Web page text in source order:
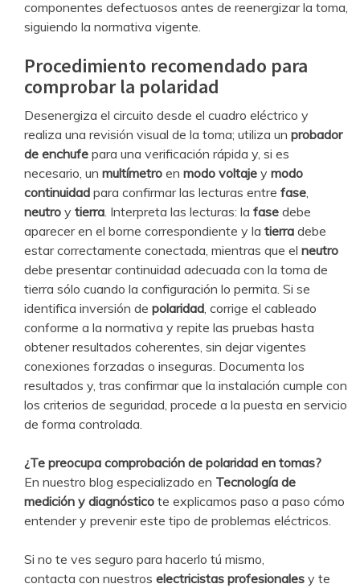
componentes defectuosos antes de reenergizar la toma,
siguiendo la normativa vigente.
Procedimiento recomendado para
comprobar la polaridad
Desenergiza el circuito desde el cuadro eléctrico y
realiza una revisión visual de la toma; utiliza un probador
de enchufe para una verificación rápida y, si es
necesario, un multímetro en modo voltaje y modo
continuidad para confirmar las lecturas entre fase
neutro y tierra . Interpreta las lecturas: la fase debe
aparecer en el borne correspondiente y la tierra debe
estar correctamente conectada, mientras que el neutro
debe presentar continuidad adecuada con la toma de
tierra sólo cuando la configuración lo permita. Si se
identifica inversión de polaridad , corrige el cableado
conforme a la normativa y repite las pruebas hasta
obtener resultados coherentes, sin dejar vigentes
conexiones forzadas o inseguras. Documenta los
resultados y, tras confirmar que la instalación cumple con
los criterios de seguridad, procede a la puesta en servicio
de forma controlada.
¿Te preocupa comprobación de polaridad en tomas?
En nuestro blog especializado en Tecnología de
medición y diagnóstico te explicamos paso a paso cómo
entender y prevenir este tipo de problemas eléctricos.
Si no te ves seguro para hacerlo tú mismo,
contacta con nuestros electricistas profesionales y te